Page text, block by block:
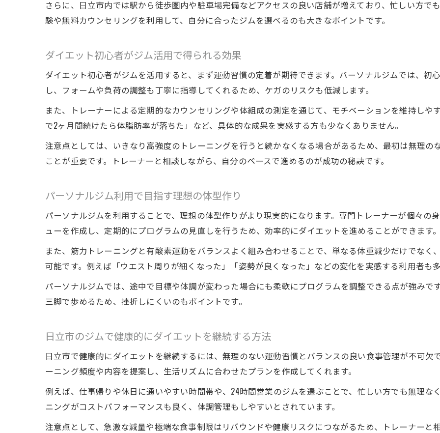
ダイエット目的別に最適なジムの選び方
費用を抑えたい方へおすすめのジム活用法
続けやすさ重視の日立市でのジム通い術
継続しやすいパーソナルジム選びのコツ
日立市のジムで通いやすさを重視する理由
通う回数とダイエット効果のバランスを考える
生活リズムに合わせたジム通いのポイント
パーソナルジムのサポートで継続力を高める方法
パーソナルジムと通常ジムの違い徹底比較
パーソナルジムのメリットとデメリットを解説
通常ジムの自由度とパーソナルの専門性を比較
日立市で選ぶべきジムの選択基準とは
理想の体型へ導くトレーニング頻度の考え方
パーソナルジム利用時の最適な通う頻度とは
トレーニング頻度が理想の体型に与える影響
パーソナルジムで頻度を調整する方法
さらに、日立市内では駅から徒歩圏内や駐車場完備などアクセスの良い店舗が増えており、忙しい方で
験や無料カウンセリングを利用して、自分に合ったジムを選べるのも大きなポイントです。
ダイエット初心者がジム活用で得られる効果
ダイエット初心者がジムを活用すると、まず運動習慣の定着が期待できます。パーソナルジムでは、初
し、フォームや負荷の調整も丁寧に指導してくれるため、ケガのリスクも低減します。
また、トレーナーによる定期的なカウンセリングや体組成の測定を通じて、モチベーションを維持しや
で2ヶ月間続けたら体脂肪率が落ちた」など、具体的な成果を実感する方も少なくありません。
注意点としては、いきなり高強度のトレーニングを行うと続かなくなる場合があるため、最初は無理の
ことが重要です。トレーナーと相談しながら、自分のペースで進めるのが成功の秘訣です。
パーソナルジム利用で目指す理想の体型作り
パーソナルジムを利用することで、理想の体型作りがより現実的になります。専門トレーナーが個々の
ューを作成し、定期的にプログラムの見直しを行うため、効率的にダイエットを進めることができます
また、筋力トレーニングと有酸素運動をバランスよく組み合わせることで、単なる体重減少だけでなく
可能です。例えば「ウエスト周りが細くなった」「姿勢が良くなった」などの変化を実感する利用者も
パーソナルジムでは、途中で目標や体調が変わった場合にも柔軟にプログラムを調整できる点が強みで
三脚で歩めるため、挫折しにくいのもポイントです。
日立市のジムで健康的にダイエットを継続する方法
日立市で健康的にダイエットを継続するには、無理のない運動習慣とバランスの良い食事管理が不可欠
ーニング頻度や内容を提案し、生活リズムに合わせたプランを作成してくれます。
例えば、仕事帰りや休日に通いやすい時間帯や、24時間営業のジムを選ぶことで、忙しい方でも無理な
ニングがコストパフォーマンスも良く、体調管理もしやすいとされています。
注意点として、急激な減量や極端な食事制限はリバウンドや健康リスクにつながるため、トレーナーと